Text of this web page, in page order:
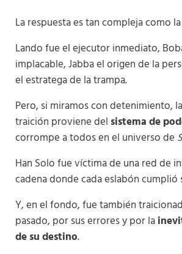
La respuesta es tan compleja como
Lando fue el ejecutor inmediato,
implacable, Jabba el origen de la
el estratega de la trampa.
Pero, si miramos con detenimiento,
traición proviene del sistema de
corrompe a todos en el universo de
Han Solo fue víctima de una red de
cadena donde cada eslabón cumplió
Y, en el fondo, fue también
pasado, por sus errores y por la
de su destino.